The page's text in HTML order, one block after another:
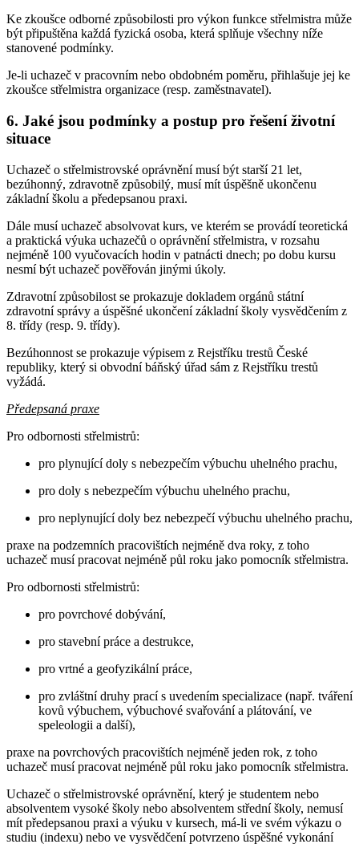
Ke zkoušce odborné způsobilosti pro výkon funkce střelmistra může
být připuštěna každá fyzická osoba, která splňuje všechny níže
stanovené podmínky.
Je-li uchazeč v pracovním nebo obdobném poměru, přihlašuje jej ke
zkoušce střelmistra organizace (resp. zaměstnavatel).
6. Jaké jsou podmínky a postup pro řešení životní
situace
Uchazeč o střelmistrovské oprávnění musí být starší 21 let,
bezúhonný, zdravotně způsobilý, musí mít úspěšně ukončenu
základní školu a předepsanou praxi.
Dále musí uchazeč absolvovat kurs, ve kterém se provádí teoretická
a praktická výuka uchazečů o oprávnění střelmistra, v rozsahu
nejméně 100 vyučovacích hodin v patnácti dnech; po dobu kursu
nesmí být uchazeč pověřován jinými úkoly.
Zdravotní způsobilost se prokazuje dokladem orgánů státní
zdravotní správy a úspěšné ukončení základní školy vysvědčením z
8. třídy (resp. 9. třídy).
Bezúhonnost se prokazuje výpisem z Rejstříku trestů České
republiky, který si obvodní báňský úřad sám z Rejstříku trestů
vyžádá.
Předepsaná praxe
Pro odbornosti střelmistrů:
pro plynující doly s nebezpečím výbuchu uhelného prachu,
pro doly s nebezpečím výbuchu uhelného prachu,
pro neplynující doly bez nebezpečí výbuchu uhelného prachu,
praxe na podzemních pracovištích nejméně dva roky, z toho
uchazeč musí pracovat nejméně půl roku jako pomocník střelmistra.
Pro odbornosti střelmistrů:
pro povrchové dobývání,
pro stavební práce a destrukce,
pro vrtné a geofyzikální práce,
pro zvláštní druhy prací s uvedením specializace (např. tváření
kovů výbuchem, výbuchové svařování a plátování, ve
speleologii a další),
praxe na povrchových pracovištích nejméně jeden rok, z toho
uchazeč musí pracovat nejméně půl roku jako pomocník střelmistra.
Uchazeč o střelmistrovské oprávnění, který je studentem nebo
absolventem vysoké školy nebo absolventem střední školy, nemusí
mít předepsanou praxi a výuku v kursech, má-li ve svém výkazu o
studiu (indexu) nebo ve vysvědčení potvrzeno úspěšné vykonání